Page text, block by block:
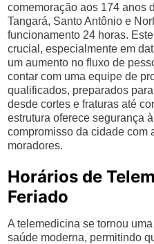
comemoração aos 174 anos
Tangará, Santo Antônio e
funcionamento 24 horas.
crucial, especialmente em
um aumento no fluxo de
contar com uma equipe de
qualificados, preparados
desde cortes e fraturas até
estrutura oferece segurança
compromisso da cidade com
moradores.
Horários de
Feriado
A telemedicina se tornou
saúde moderna, permitindo